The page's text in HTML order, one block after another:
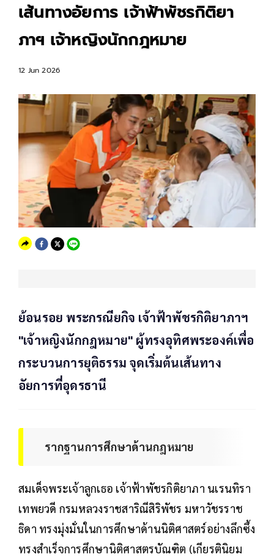
เส้นทางอัยการ เจ้าฟ้าพัชรกิติยา
ภาฯ เจ้าหญิงนักกฎหมาย
12 Jun 2026
ย้อนรอย พระกรณียกิจ เจ้าฟ้าพัชรกิติยาภาฯ
"เจ้าหญิงนักกฎหมาย" ผู้ทรงอุทิศพระองค์เพื่อ
กระบวนการยุติธรรม จุดเริ่มต้นเส้นทาง
อัยการที่อุดรธานี
รากฐานการศึกษาด้านกฎหมาย
สมเด็จพระเจ้าลูกเธอ เจ้าฟ้าพัชรกิติยาภา นเรนทิรา
เทพยวดี กรมหลวงราชสาริณีสิริพัชร มหาวัชรราช
ธิดา ทรงมุ่งมั่นในการศึกษาด้านนิติศาสตร์อย่างลึกซึ้ง
ทรงสำเร็จการศึกษานิติศาสตรบัณฑิต (เกียรตินิยม